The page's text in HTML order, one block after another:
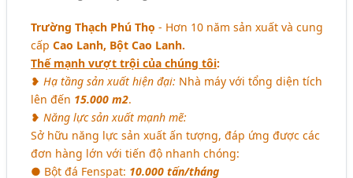
Trường Thạch Phú Thọ - Hơn 10 năm sản xuất và cung
cấpCao Lanh, Bột Cao Lanh.
Thế mạnh vượt trội của chúng tôi:
❥Hạ tầng sản xuất hiện đại: Nhà máy với tổng diện tích
lên đến 15.000 m2.
❥Năng lực sản xuất mạnh mẽ:
Sở hữu năng lực sản xuất ấn tượng, đáp ứng được các
đơn hàng lớn với tiến độ nhanh chóng:
● Bột đá Fenspat: 10.000 tấn/tháng